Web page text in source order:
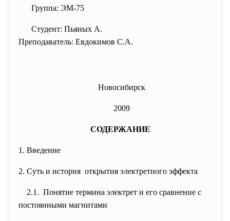
Группа: ЭМ-75
Студент: Пьяных А.
Преподаватель: Евдокимов С.А.
Новосибирск
2009
СОДЕРЖАНИЕ
1. Введение
2. Суть и история открытия электретного эффекта
2.1. Понятие термина электрет и его сравнение с
постоянными магнитами